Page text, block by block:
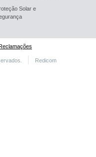
Solar e
Redicom